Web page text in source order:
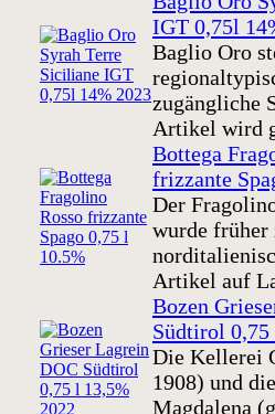
IGT 0,75l
Baglio Oro
zugängliche
Artikel wird
Bottega
frizzante
Der
wurde früher
Artikel auf
Bozen
Südtirol
Die Kellerei
1908) und
Magdalena